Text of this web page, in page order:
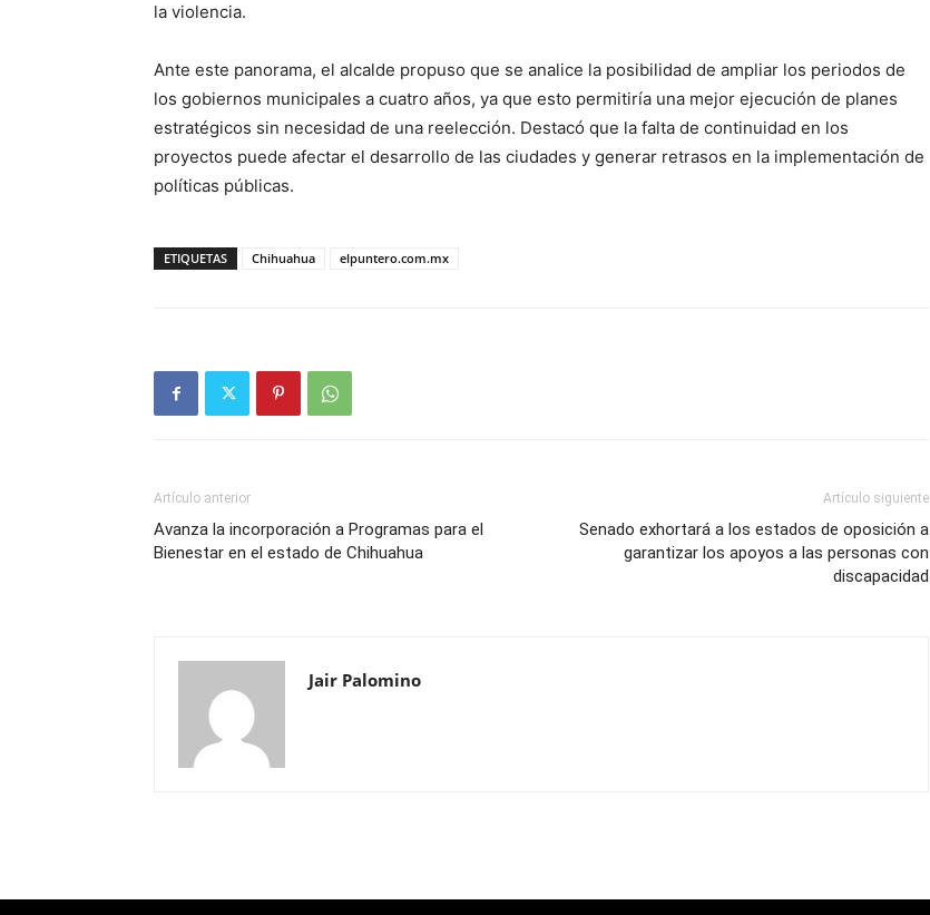
la violencia.
Ante este panorama, el alcalde propuso que se analice la posibilidad de ampliar los periodos de
los gobiernos municipales a cuatro años, ya que esto permitiría una mejor ejecución de planes
estratégicos sin necesidad de una reelección. Destacó que la falta de continuidad en los
proyectos puede afectar el desarrollo de las ciudades y generar retrasos en la implementación de
políticas públicas.
ETIQUETAS Chihuahua elpuntero.com.mx
Artículo anterior
Avanza la incorporación a Programas para el
Bienestar en el estado de Chihuahua
Artículo siguiente
Senado exhortará a los estados de oposición a
garantizar los apoyos a las personas con
discapacidad
Jair Palomino